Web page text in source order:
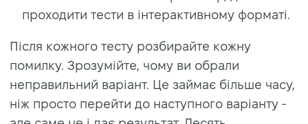
проходити тести в інтерактивному форматі.
Після кожного тесту розбирайте кожну
помилку. Зрозумійте, чому ви обрали
неправильний варіант. Це займає більше часу,
ніж просто перейти до наступного варіанту -